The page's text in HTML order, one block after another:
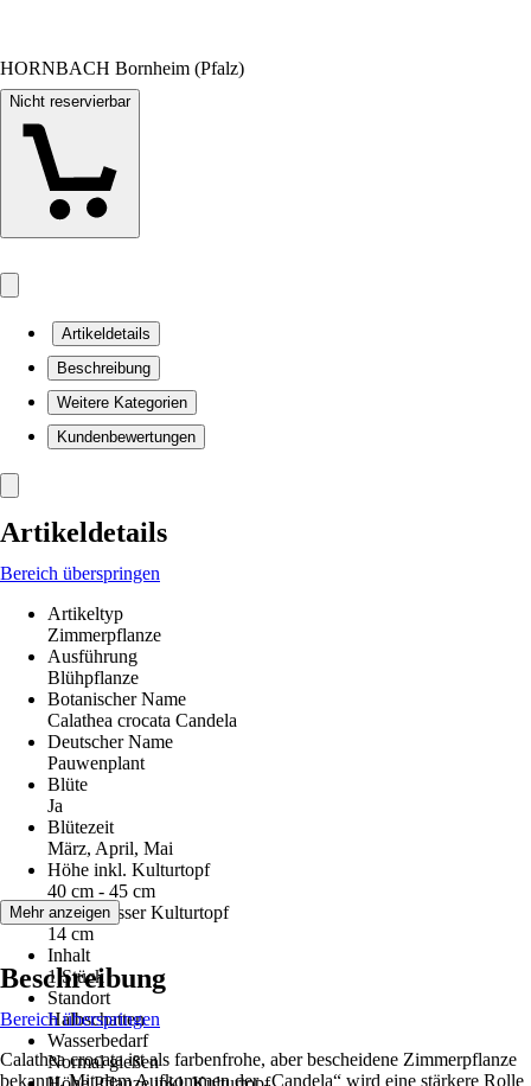
HORNBACH Bornheim (Pfalz)
Nicht reservierbar
Artikeldetails
Beschreibung
Weitere Kategorien
Kundenbewertungen
Artikeldetails
Bereich überspringen
Artikeltyp
Zimmerpflanze
Ausführung
Blühpflanze
Botanischer Name
Calathea crocata Candela
Deutscher Name
Pauwenplant
Blüte
Ja
Blütezeit
März, April, Mai
Höhe inkl. Kulturtopf
40 cm - 45 cm
Durchmesser Kulturtopf
14 cm
Inhalt
1 Stück
Standort
Halbschatten
Wasserbedarf
Normal gießen
Mehr anzeigen
Beschreibung
Bereich überspringen
Calathea crocata ist als farbenfrohe, aber bescheidene Zimmerpflanze
bekannt. Mit dem Aufkommen der „Candela“ wird eine stärkere Rolle